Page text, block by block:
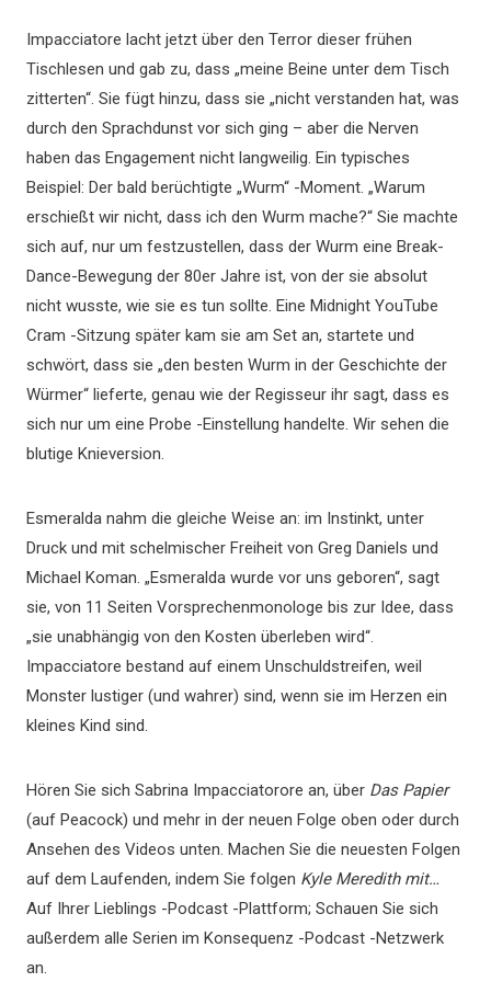
Impacciatore lacht jetzt über den Terror dieser frühen
Tischlesen und gab zu, dass „meine Beine unter dem Tisch
zitterten“. Sie fügt hinzu, dass sie „nicht verstanden hat, was
durch den Sprachdunst vor sich ging – aber die Nerven
haben das Engagement nicht langweilig. Ein typisches
Beispiel: Der bald berüchtigte „Wurm“ -Moment. „Warum
erschießt wir nicht, dass ich den Wurm mache?“ Sie machte
sich auf, nur um festzustellen, dass der Wurm eine Break-
Dance-Bewegung der 80er Jahre ist, von der sie absolut
nicht wusste, wie sie es tun sollte. Eine Midnight YouTube
Cram -Sitzung später kam sie am Set an, startete und
schwört, dass sie „den besten Wurm in der Geschichte der
Würmer“ lieferte, genau wie der Regisseur ihr sagt, dass es
sich nur um eine Probe -Einstellung handelte. Wir sehen die
blutige Knieversion.
Esmeralda nahm die gleiche Weise an: im Instinkt, unter
Druck und mit schelmischer Freiheit von Greg Daniels und
Michael Koman. „Esmeralda wurde vor uns geboren“, sagt
sie, von 11 Seiten Vorsprechenmonologe bis zur Idee, dass
„sie unabhängig von den Kosten überleben wird“.
Impacciatore bestand auf einem Unschuldstreifen, weil
Monster lustiger (und wahrer) sind, wenn sie im Herzen ein
kleines Kind sind.
Hören Sie sich Sabrina Impacciatorore an, über Das Papier
(auf Peacock) und mehr in der neuen Folge oben oder durch
Ansehen des Videos unten. Machen Sie die neuesten Folgen
auf dem Laufenden, indem Sie folgen Kyle Meredith mit…
Auf Ihrer Lieblings -Podcast -Plattform; Schauen Sie sich
außerdem alle Serien im Konsequenz -Podcast -Netzwerk
an.